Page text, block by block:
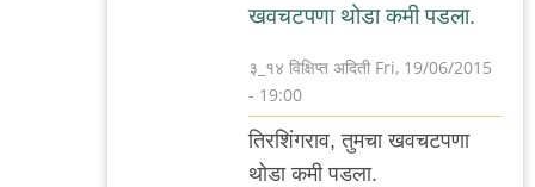
खवचटपणा थोडा कमी पडला.
३_१४ विक्षिप्त अदिती Fri, 19/06/2015
- 19:00
In
reply
तिरशिंगराव, तुमचा खवचटपणा
थोडा कमी पडला.